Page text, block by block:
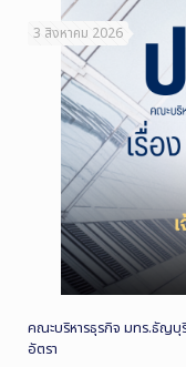
3 สิงหาคม 2026
คณะบริหารธุรกิจ มทร.ธัญบุรี
อัตรา